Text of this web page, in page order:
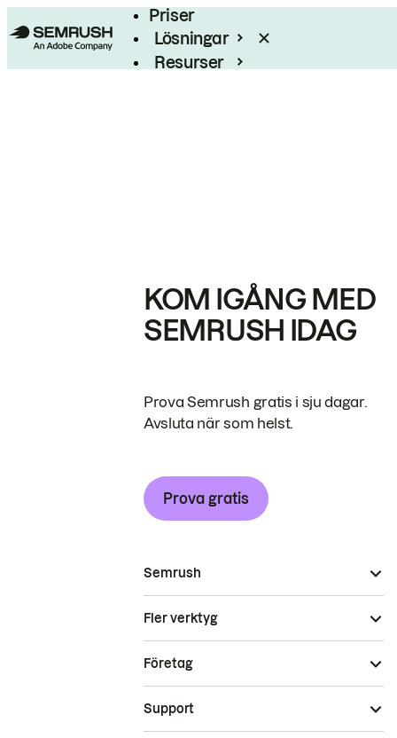
Priser
Lösningar
Resurser
KOM IGÅNG MED
SEMRUSH IDAG
Prova Semrush gratis i sju dagar.
Avsluta när som helst.
Prova gratis
Semrush
Fler verktyg
Företag
Support